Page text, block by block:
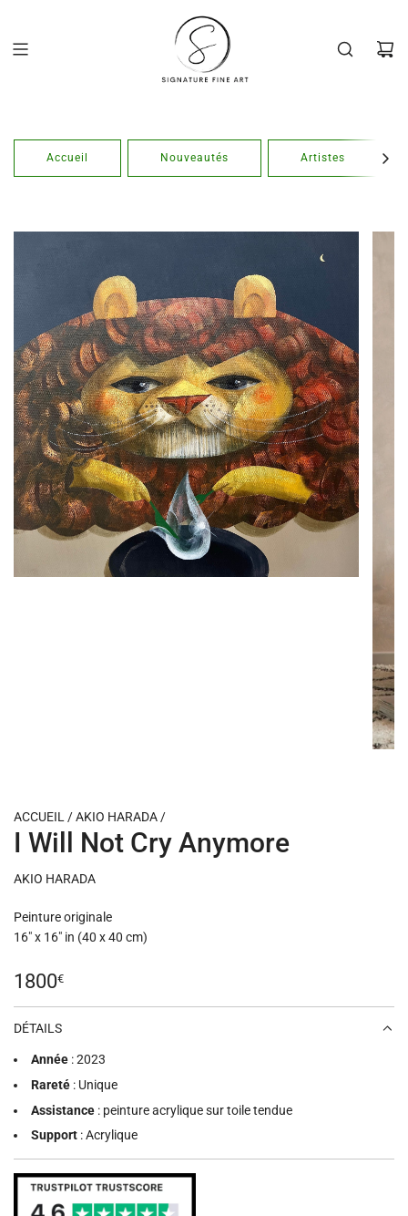
contenu
Accueil Nouveautés Artistes
ACCUEIL/AKIO HARADA/
I Will Not Cry Anymore
AKIO HARADA
Peinture originale
16" x 16" in (40 x 40 cm)
Prix
régulier
1800€
DÉTAILS
Année : 2023
Rareté : Unique
Assistance : peinture acrylique sur toile tendue
Support : Acrylique